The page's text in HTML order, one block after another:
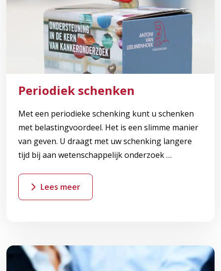
Periodiek schenken
Met een periodieke schenking kunt u schenken
met belastingvoordeel. Het is een slimme manier
van geven. U draagt met uw schenking langere
tijd bij aan wetenschappelijk onderzoek …
Lees meer